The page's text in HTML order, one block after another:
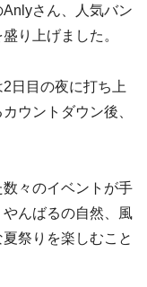
さん、人気バン
り上げました。
日目の夜に打ち上
ウントダウン後、
数々のイベントが手
んばるの自然、風
祭りを楽しむこと